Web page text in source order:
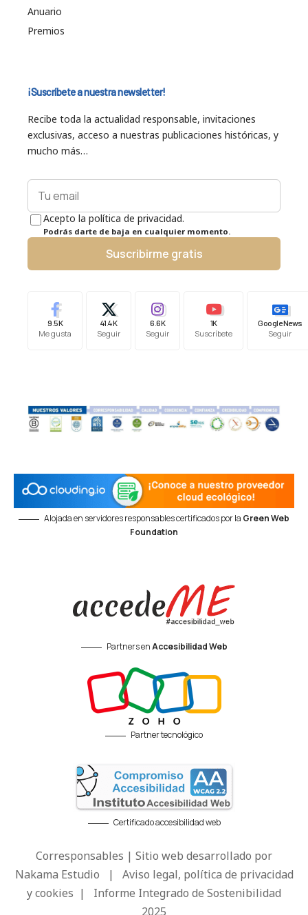
Anuario
Premios
¡Suscríbete a nuestra newsletter!
Recibe toda la actualidad responsable, invitaciones
exclusivas, acceso a nuestras publicaciones históricas, y
mucho más…
Acepto la política de privacidad.
Podrás darte de baja en cualquier momento.
Suscribirme gratis
9.5K
Me gusta
41.4K
Seguir
6.6K
Seguir
1K
Suscríbete
Google News
Seguir
Alojada en servidores responsables certificados por la Green Web
Foundation
Partners enAccesibilidad Web
Partner tecnológico
Certificado accesibilidad web
Corresponsables | Sitio web desarrollado por
Nakama Estudio | Aviso legal, política de privacidad
y cookies | Informe Integrado de Sostenibilidad
2025